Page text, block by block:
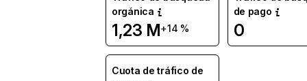
orgánica
1,23 M+14 %
de pago
0
Cuota de tráfico de